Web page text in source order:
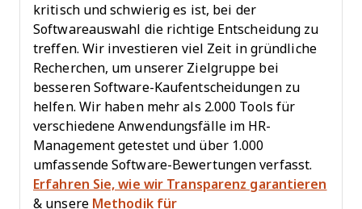
kritisch und schwierig es ist, bei der
Softwareauswahl die richtige Entscheidung zu
treffen. Wir investieren viel Zeit in gründliche
Recherchen, um unserer Zielgruppe bei
besseren Software-Kaufentscheidungen zu
helfen. Wir haben mehr als 2.000 Tools für
verschiedene Anwendungsfälle im HR-
Management getestet und über 1.000
umfassende Software-Bewertungen verfasst.
Erfahren Sie, wie wir Transparenz garantieren
& unsere Methodik für